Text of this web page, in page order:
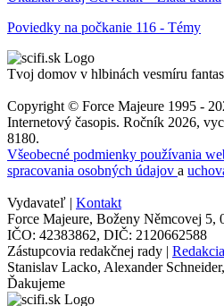
Poviedky na počkanie 116 - Témy
Tvoj domov v hlbinách vesmíru
Copyright © Force Majeure 1995 -
Internetový časopis. Ročník 2026,
8180.
Všeobecné podmienky používania
spracovania osobných údajov a
Vydavateľ | Kontakt
Force Majeure, Boženy Němcovej 5,
IČO: 42383862, DIČ: 2120662588
Zástupcovia redakčnej rady | Redakcia
Stanislav Lacko, Alexander
Ďakujeme